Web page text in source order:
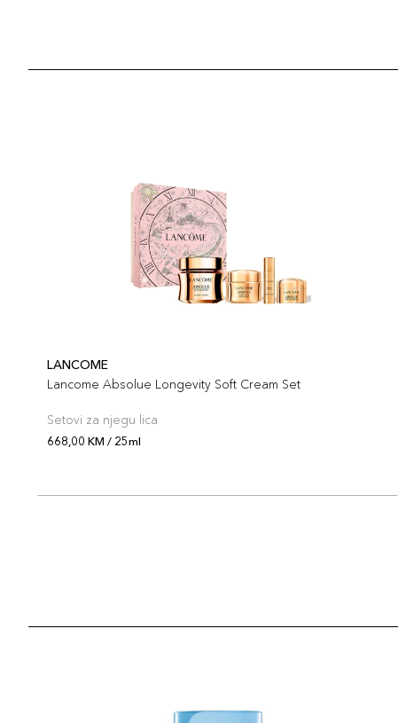
LANCOME
Lancome Absolue Longevity Soft Cream Set
Setovi za njegu lica
668,00 KM / 25ml